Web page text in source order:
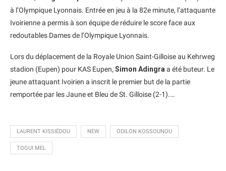
à l’Olympique Lyonnais. Entrée en jeu à la 82e minute, l’attaquante
Ivoirienne a permis à son équipe de réduire le score face aux
redoutables Dames de l’Olympique Lyonnais.
Lors du déplacement de la Royale Union Saint-Gilloise au Kehrweg
stadion (Eupen) pour KAS Eupen, Simon Adingra a été buteur. Le
jeune attaquant Ivoirien a inscrit le premier but de la partie
remportée par les Jaune et Bleu de St. Gilloise (2-1).…
LAURENT KISSIÉDOU NEW ODILON KOSSOUNOU
TOGUI MEL